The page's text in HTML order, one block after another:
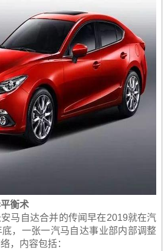
衡术
马自达合并的传闻早在2019就在汽
，一张一汽马自达事业部内部调整
，内容包括：